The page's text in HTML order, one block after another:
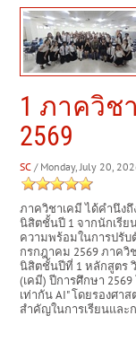
1 ภาควิช
2569
SC / Monday, July 20,
ภาควิชาเคมี ได้คำนึงถึ
นิสิตชั้นปี 1 จากนักเรีย
ความพร้อมในการปรับ
กรกฎาคม 2569 ภาควิ
นิสิตชั้นปีที่ 1 หลักสูตร
(เคมี) ปีการศึกษา
เท่ากัน AI" โดยรองศา
สำคัญในการเรียนแล